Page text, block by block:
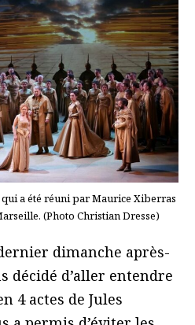
qui a été réuni par Maurice Xiberras
(Photo Christian Dresse)
dimanche après-
décidé d’aller entendre
4 actes de Jules